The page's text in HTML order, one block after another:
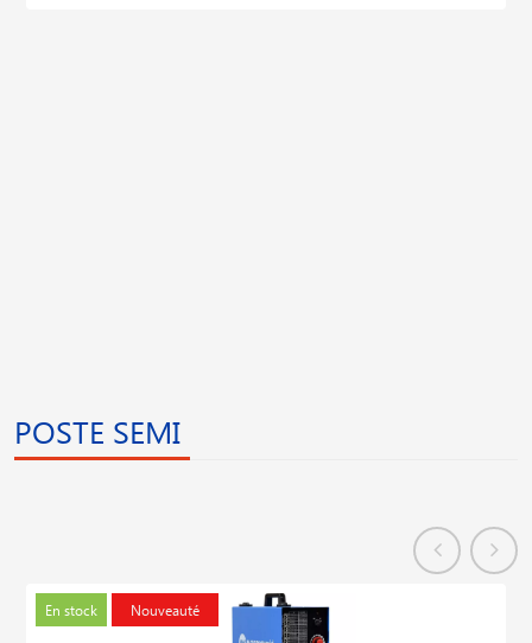
POSTE SEMI
En stock Nouveauté